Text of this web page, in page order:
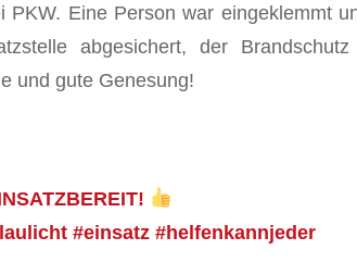
PKW. Eine Person war eingeklemmt
abgesichert, der
und gute Genesung!
#einsatz #helfenkannjeder